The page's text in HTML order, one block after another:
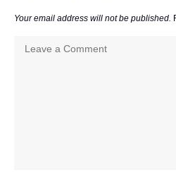
Your email address will not be published.